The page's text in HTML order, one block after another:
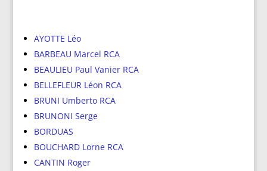
AYOTTE Léo
BARBEAU Marcel RCA
BEAULIEU Paul Vanier RCA
BELLEFLEUR Léon RCA
BRUNI Umberto RCA
BRUNONI Serge
BORDUAS
BOUCHARD Lorne RCA
CANTIN Roger